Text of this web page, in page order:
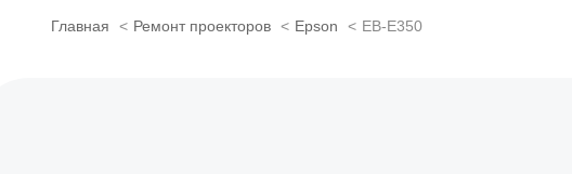
Главная Ремонт проекторов Epson EB-E350